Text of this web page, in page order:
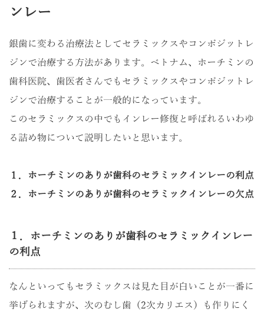
ンレー
銀歯に変わる治療法としてセラミックスやコンポジットレ
ジンで治療する方法があります。ベトナム、ホーチミンの
歯科医院、歯医者さんでもセラミックスやコンポジットレ
ジンで治療することが一般的になっています。
このセラミックスの中でもインレー修復と呼ばれるいわゆ
る詰め物について説明したいと思います。
１．ホーチミンのありが歯科のセラミックインレーの利点
２．ホーチミンのありが歯科のセラミックインレーの欠点
１．ホーチミンのありが歯科のセラミックインレー
の利点
なんといってもセラミックスは見た目が白いことが一番に
挙げられますが、次のむし歯（2次カリエス）も作りにく